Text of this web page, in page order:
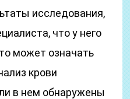
исследования,
что у него
может означать
крови
в нем обнаружены